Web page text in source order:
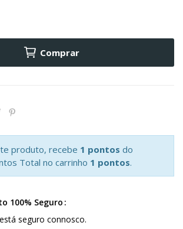
Comprar
produto, recebe 1 pontos do
Total no carrinho 1 pontos.
100% Seguro
seguro connosco.